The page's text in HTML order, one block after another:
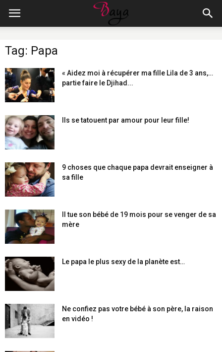
Tag: Papa
« Aidez moi à récupérer ma fille Lila de 3 ans,…
partie faire le Djihad...
Ils se tatouent par amour pour leur fille!
9 choses que chaque papa devrait enseigner à
sa fille
Il tue son bébé de 19 mois pour se venger de sa
mère
Le papa le plus sexy de la planète est…
Ne confiez pas votre bébé à son père, la raison
en vidéo !